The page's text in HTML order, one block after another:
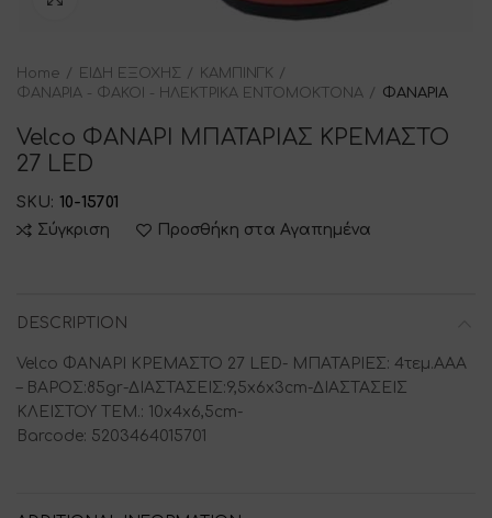
Home ΕΙΔΗ ΕΞΟΧΗΣ
ΚΑΜΠΙΝΓΚ
ΦΑΝΑΡΙΑ - ΦΑΚΟΙ - ΗΛΕΚΤΡΙΚΑ ΕΝΤΟΜΟΚΤΟΝΑ
ΦΑΝΑΡΙΑ
Velco ΦΑΝΑΡΙ ΜΠΑΤΑΡΙΑΣ ΚΡΕΜΑΣΤΟ
27 LED
SKU: 10-15701
Σύγκριση
Προσθήκη στα Αγαπημένα
DESCRIPTION
Velco ΦΑΝΑΡΙ ΚΡΕΜΑΣΤΟ 27 LED- ΜΠΑΤΑΡΙΕΣ: 4τεμ.ΑΑΑ
– ΒΑΡΟΣ:85gr-ΔΙΑΣΤΑΣΕΙΣ:9,5x6x3cm-ΔΙΑΣΤΑΣΕΙΣ
ΚΛΕΙΣΤΟΥ ΤΕΜ.: 10x4x6,5cm-
Barcode: 5203464015701